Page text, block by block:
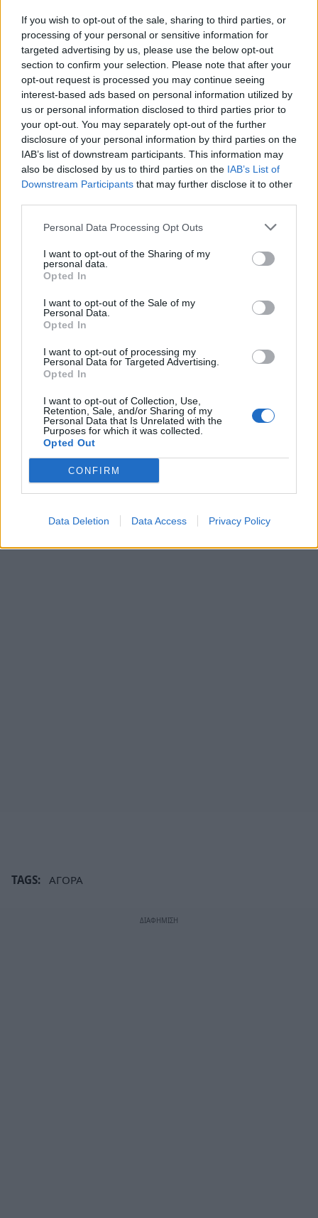
If you wish to opt-out of the sale, sharing to third parties, or
processing of your personal or sensitive information for
targeted advertising by us, please use the below opt-out
section to confirm your selection. Please note that after your
opt-out request is processed you may continue seeing
interest-based ads based on personal information utilized by
us or personal information disclosed to third parties prior to
your opt-out. You may separately opt-out of the further
disclosure of your personal information by third parties on the
IAB’s list of downstream participants. This information may
also be disclosed by us to third parties on the IAB’s List of
Downstream Participants that may further disclose it to other
Personal Data Processing Opt Outs
I want to opt-out of the Sharing of my
personal data.
Opted In
I want to opt-out of the Sale of my
Personal Data.
Opted In
I want to opt-out of processing my
Personal Data for Targeted Advertising.
Opted In
I want to opt-out of Collection, Use,
Retention, Sale, and/or Sharing of my
Personal Data that Is Unrelated with the
Purposes for which it was collected.
Opted Out
CONFIRM
Data Deletion Data Access Privacy Policy
TAGS: ΑΓΟΡΑ